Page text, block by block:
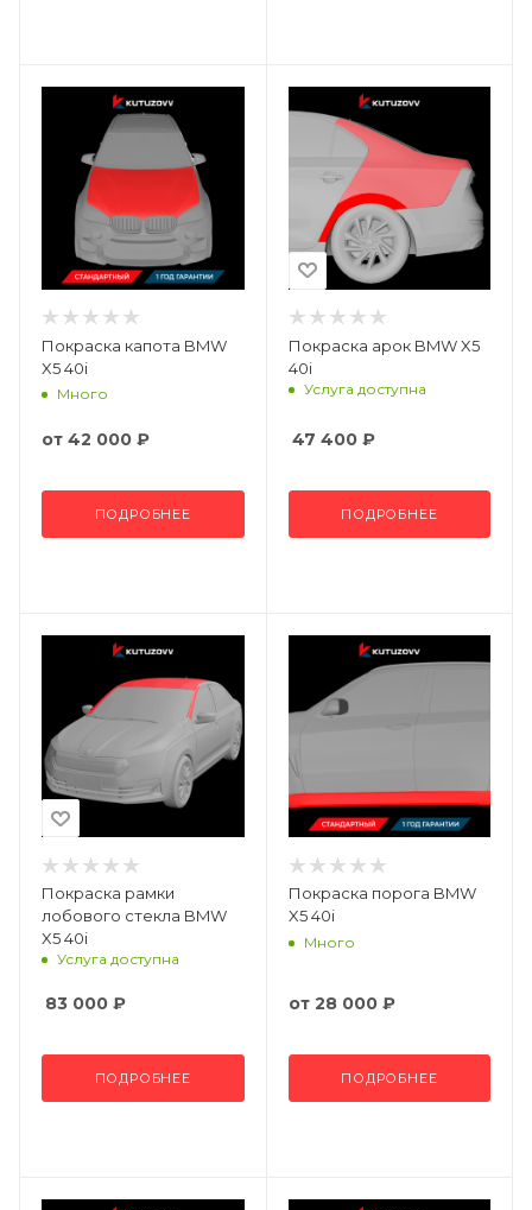
Покраска капота BMW
X5 40i
Много
от 42 000 ₽
ПОДРОБНЕЕ
Покраска арок BMW X5
40i
Услуга доступна
47 400₽
ПОДРОБНЕЕ
Покраска рамки
лобового стекла BMW
X5 40i
Услуга доступна
83 000 ₽
ПОДРОБНЕЕ
Покраска порога BMW
X5 40i
Много
от 28 000 ₽
ПОДРОБНЕЕ